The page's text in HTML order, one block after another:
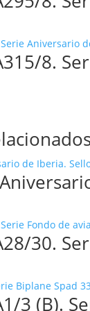
8.
30.
3 (B).